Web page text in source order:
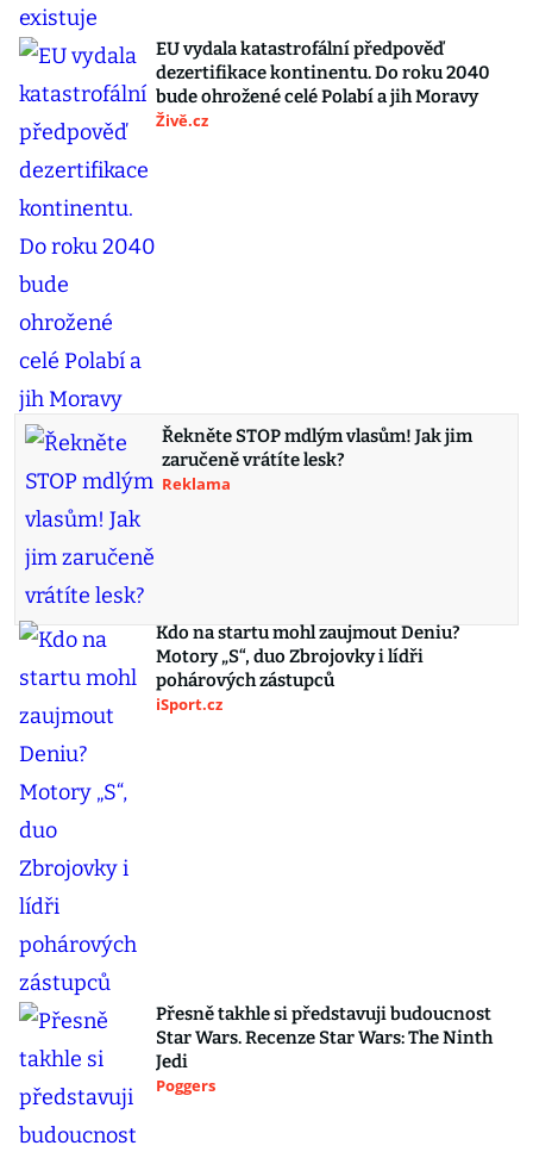
EU vydala katastrofální předpověď
dezertifikace kontinentu. Do roku 2040
bude ohrožené celé Polabí a jih Moravy
Živě.cz
Řekněte STOP mdlým vlasům! Jak jim
zaručeně vrátíte lesk?
Reklama
Kdo na startu mohl zaujmout Deniu?
Motory „S“, duo Zbrojovky i lídři
pohárových zástupců
iSport.cz
Přesně takhle si představuji budoucnost
Star Wars. Recenze Star Wars: The Ninth
Jedi
Poggers